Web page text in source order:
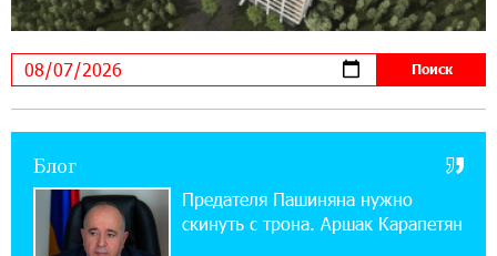
11:03:52 31-07-2026
Если Израиль использует тему Геноцида
армян против Эрдогана, то что для него
значит сам Геноцид?
10% годовых и оформление в мобильном
приложении
Блог
Предателя Пашиняна нужно
скинуть с трона. Аршак Карапетян